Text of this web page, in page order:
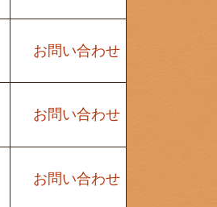
お問い合わせ
お問い合わせ
お問い合わせ